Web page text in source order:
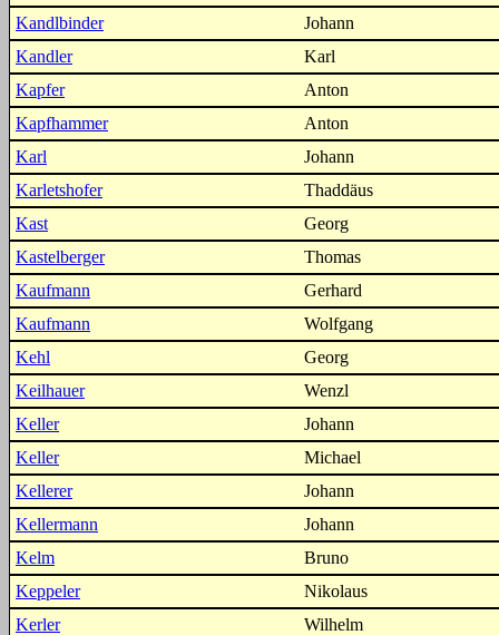
Kandlbinder
Johann
Kandler
Karl
Kapfer
Anton
Kapfhammer
Anton
Karl
Johann
Karletshofer
Thaddäus
Kast
Georg
Kastelberger
Thomas
Kaufmann
Gerhard
Kaufmann
Wolfgang
Kehl
Georg
Keilhauer
Wenzl
Keller
Johann
Keller
Michael
Kellerer
Johann
Kellermann
Johann
Kelm
Bruno
Keppeler
Nikolaus
Kerler
Wilhelm